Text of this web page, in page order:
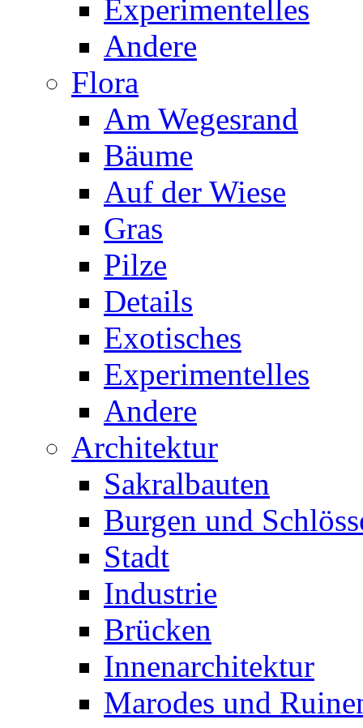
Experimentelles
Andere
Flora
Am Wegesrand
Bäume
Auf der Wiese
Gras
Pilze
Details
Exotisches
Experimentelles
Andere
Architektur
Sakralbauten
Burgen und
Stadt
Industrie
Brücken
Innenarchitektur
Marodes und